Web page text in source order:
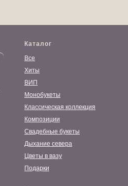
Каталог
Все
Хиты
ВИП
Монобукеты
Классическая коллекция
Композиции
Свадебные букеты
Дыхание севера
Цветы в вазу
Подарки